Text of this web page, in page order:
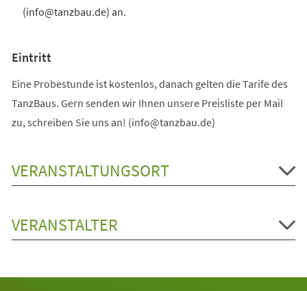
(info@tanzbau.de) an.
Eintritt
Eine Probestunde ist kostenlos, danach gelten die Tarife des
TanzBaus. Gern senden wir Ihnen unsere Preisliste per Mail
zu, schreiben Sie uns an! (info@tanzbau.de)
VERANSTALTUNGSORT
VERANSTALTER